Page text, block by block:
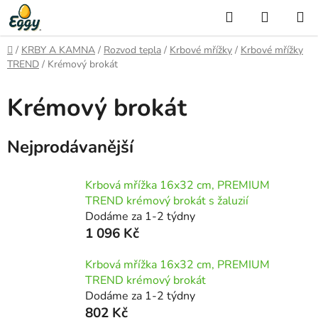
Přejít
na
obsah
Hledat
KOŠÍK
Domů
/ KRBY A KAMNA / Rozvod tepla / Krbové mřížky / Krbové mřížky
TREND / Krémový brokát
Krémový brokát
Nejprodávanější
Krbová mřížka 16x32 cm, PREMIUM
TREND krémový brokát s žaluzií
Dodáme za 1-2 týdny
1 096 Kč
Krbová mřížka 16x32 cm, PREMIUM
TREND krémový brokát
Dodáme za 1-2 týdny
802 Kč